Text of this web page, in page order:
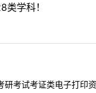
学科！
研考试考证类电子打